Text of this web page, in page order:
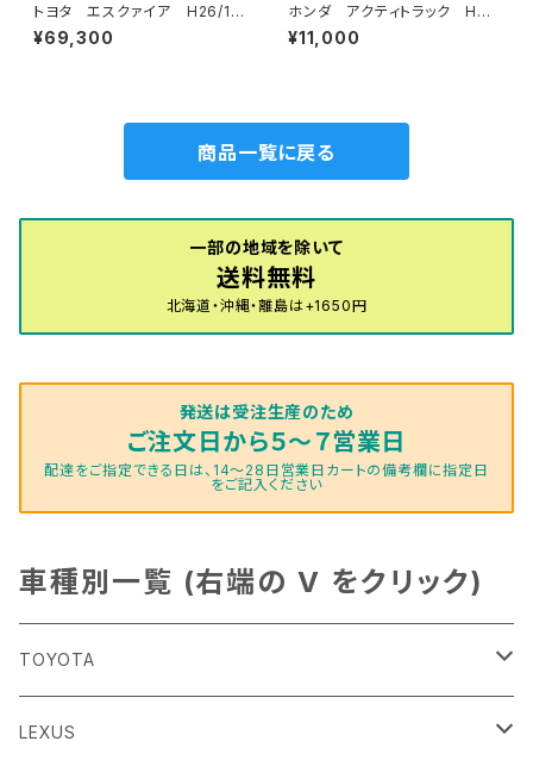
トヨタ エスクァイア H26/1
0〜R3/12 80系 フロアマッ
ト一式 カーマット 神戸タータ
¥69,300
ホンダ アクティトラック H21/
12〜R3/4 HA8・HA9 フロ
アマット一式 カーマット ハイ
¥11,000
商品一覧に戻る
一部の地域を除いて
送料無料
北海道・沖縄・離島は+1650円
発送は受注生産のため
ご注文日から５～７営業日
配達をご指定できる日は、14～28日営業日カートの備考欄に指定日
をご記入ください
車種別一覧 (右端の V をクリック)
TOYOTA
86
LEXUS